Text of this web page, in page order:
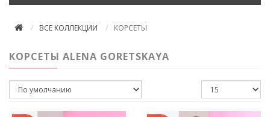
ВСЕ КОЛЛЕКЦИИ КОРСЕТЫ
КОРСЕТЫ ALENA GORETSKAYA